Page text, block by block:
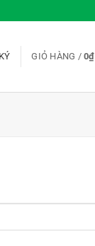
GIỎ HÀNG /0₫